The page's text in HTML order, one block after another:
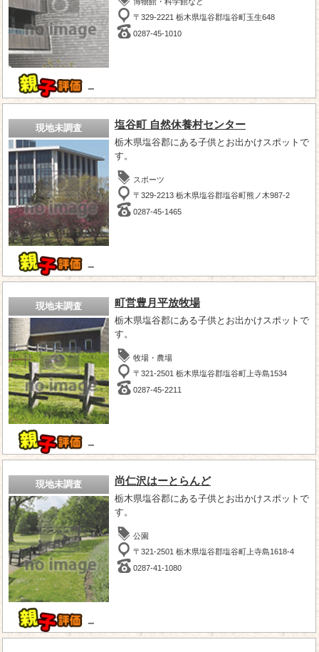
－
〒329-2221 栃木県塩谷郡塩谷町玉生648
0287-45-1010
現地未調査
－
塩谷町 自然休養村センター
栃木県塩谷郡にある子供とお出かけスポットで
す。
スポーツ
〒329-2213 栃木県塩谷郡塩谷町熊ノ木987-2
0287-45-1465
現地未調査
－
町営豊月平放牧場
栃木県塩谷郡にある子供とお出かけスポットで
す。
牧場・農場
〒321-2501 栃木県塩谷郡塩谷町上寺島1534
0287-45-2211
現地未調査
－
尚仁沢はーとらんど
栃木県塩谷郡にある子供とお出かけスポットで
す。
公園
〒321-2501 栃木県塩谷郡塩谷町上寺島1618-4
0287-41-1080